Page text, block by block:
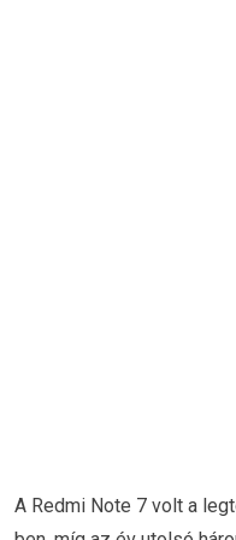
A Redmi Note 7 volt a